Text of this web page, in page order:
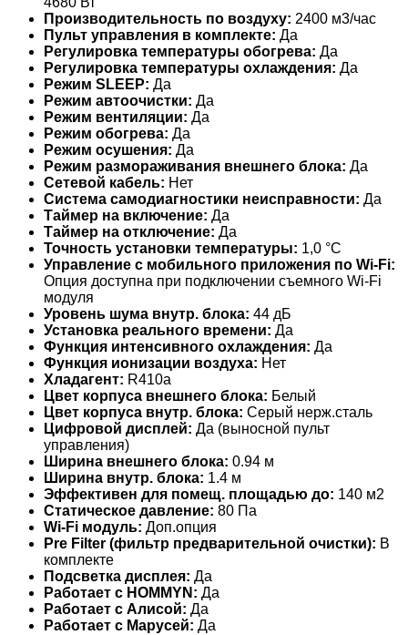
Производительность по воздуху: 2400 м3/час
Пульт управления в комплекте: Да
Регулировка температуры обогрева: Да
Регулировка температуры охлаждения: Да
Режим SLEEP: Да
Режим автоочистки: Да
Режим вентиляции: Да
Режим обогрева: Да
Режим осушения: Да
Режим размораживания внешнего блока: Да
Сетевой кабель: Нет
Система самодиагностики неисправности: Да
Таймер на включение: Да
Таймер на отключение: Да
Точность установки температуры: 1,0 °С
Управление c мобильного приложения по Wi-Fi:
Опция доступна при подключении съемного Wi-Fi
модуля
Уровень шума внутр. блока: 44 дБ
Установка реального времени: Да
Функция интенсивного охлаждения: Да
Функция ионизации воздуха: Нет
Хладагент: R410a
Цвет корпуса внешнего блока: Белый
Цвет корпуса внутр. блока: Серый нерж.сталь
Цифровой дисплей: Да (выносной пульт
управления)
Ширина внешнего блока: 0.94 м
Ширина внутр. блока: 1.4 м
Эффективен для помещ. площадью до: 140 м2
Статическое давление: 80 Па
Wi-Fi модуль: Доп.опция
Pre Filter (фильтр предварительной очистки): В
комплекте
Подсветка дисплея: Да
Работает с HOMMYN: Да
Работает с Алисой: Да
Работает с Марусей: Да